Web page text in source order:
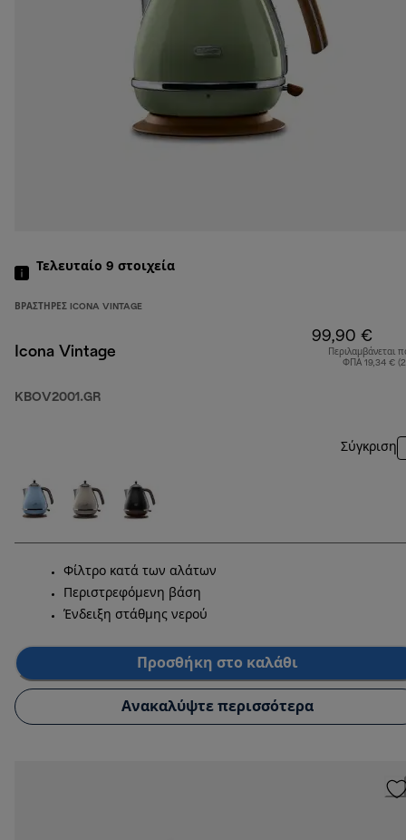
Τελευταίο 9 στοιχεία
ΒΡΑΣΤΉΡΕΣ ICONA VINTAGE
Icona Vintage
KBOV2001.GR
99,90 €
Περιλαμβάνεται
ΦΠΑ 19,34 €
Σύγκριση
Φίλτρο κατά των αλάτων
Περιστρεφόμενη βάση
Ένδειξη στάθμης νερού
Προσθήκη στο καλάθι
Ανακαλύψτε περισσότερα